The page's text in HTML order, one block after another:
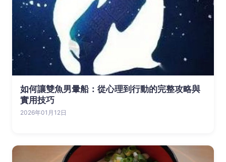
如何讓雙魚男暈船：從心理到行動的完整攻略與
實用技巧
2026年01月12日